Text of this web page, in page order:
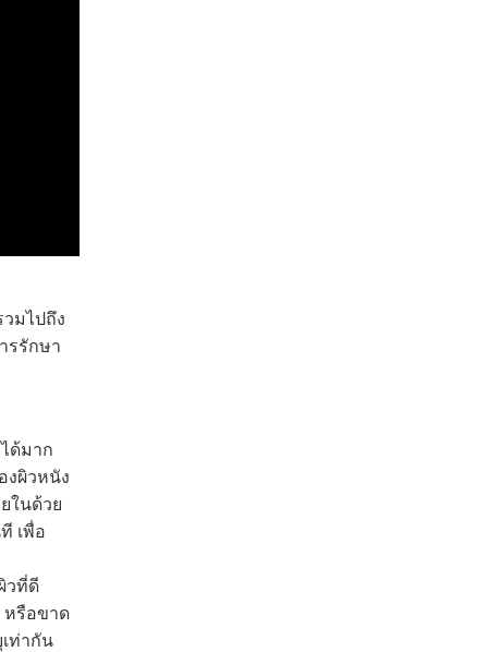
มไปถึง
รรักษา
ด้มาก
งผิวหนัง
ในด้วย
เพื่อ
วที่ดี
หรือขาด
ท่ากัน